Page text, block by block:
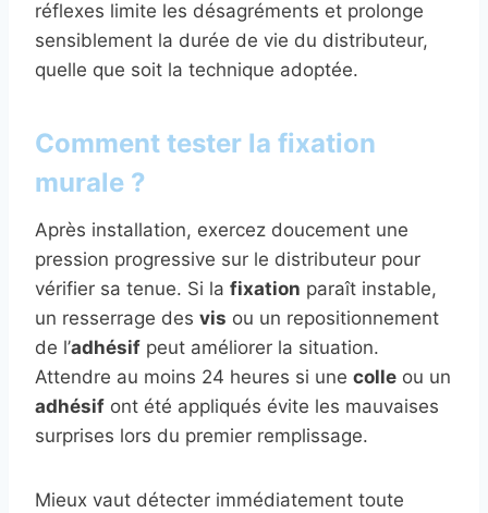
réflexes limite les désagréments et prolonge
sensiblement la durée de vie du distributeur,
quelle que soit la technique adoptée.
Comment tester la fixation
murale ?
Après installation, exercez doucement une
pression progressive sur le distributeur pour
vérifier sa tenue. Si la fixation paraît instable,
un resserrage des vis ou un repositionnement
de l’adhésif peut améliorer la situation.
Attendre au moins 24 heures si une colle ou un
adhésif ont été appliqués évite les mauvaises
surprises lors du premier remplissage.
Mieux vaut détecter immédiatement toute